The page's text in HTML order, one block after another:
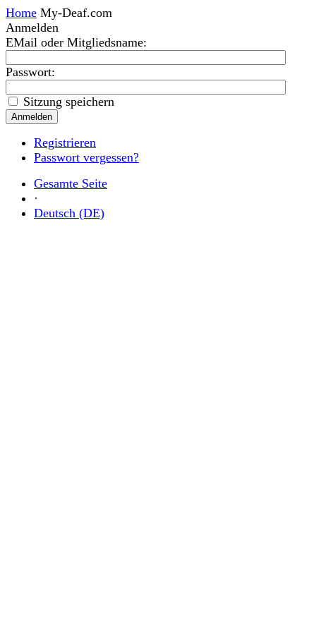
Home My-Deaf.com
Anmelden
EMail oder Mitgliedsname:
Passwort:
Sitzung speichern
Registrieren
Passwort vergessen?
Gesamte Seite
·
Deutsch (DE)